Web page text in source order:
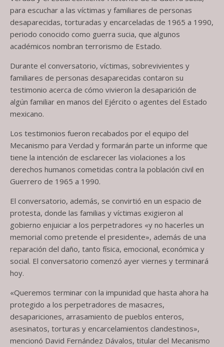
para escuchar a las víctimas y familiares de personas
desaparecidas, torturadas y encarceladas de 1965 a 1990,
periodo conocido como guerra sucia, que algunos
académicos nombran terrorismo de Estado.
Durante el conversatorio, víctimas, sobrevivientes y
familiares de personas desaparecidas contaron su
testimonio acerca de cómo vivieron la desaparición de
algún familiar en manos del Ejército o agentes del Estado
mexicano.
Los testimonios fueron recabados por el equipo del
Mecanismo para Verdad y formarán parte un informe que
tiene la intención de esclarecer las violaciones a los
derechos humanos cometidas contra la población civil en
Guerrero de 1965 a 1990.
El conversatorio, además, se convirtió en un espacio de
protesta, donde las familias y víctimas exigieron al
gobierno enjuiciar a los perpetradores «y no hacerles un
memorial como pretende el presidente», además de una
reparación del daño, tanto física, emocional, económica y
social. El conversatorio comenzó ayer viernes y terminará
hoy.
«Queremos terminar con la impunidad que hasta ahora ha
protegido a los perpetradores de masacres,
desapariciones, arrasamiento de pueblos enteros,
asesinatos, torturas y encarcelamientos clandestinos»,
mencionó David Fernández Dávalos, titular del Mecanismo